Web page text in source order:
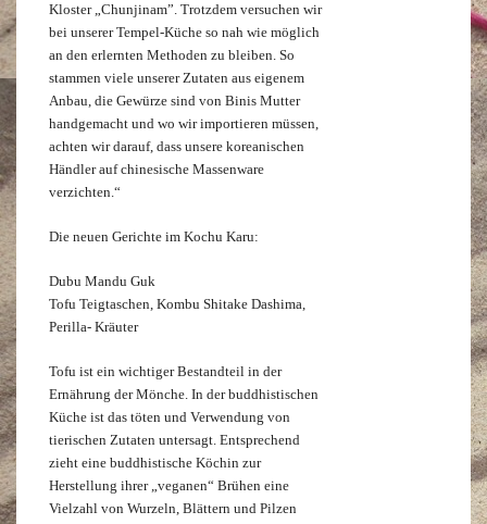
Kloster „Chunjinam”. Trotzdem versuchen wir
bei unserer Tempel-Küche so nah wie möglich
an den erlernten Methoden zu bleiben. So
stammen viele unserer Zutaten aus eigenem
Anbau, die Gewürze sind von Binis Mutter
handgemacht und wo wir importieren müssen,
achten wir darauf, dass unsere koreanischen
Händler auf chinesische Massenware
verzichten.“
Die neuen Gerichte im Kochu Karu:
Dubu Mandu Guk
Tofu Teigtaschen, Kombu Shitake Dashima,
Perilla- Kräuter
Tofu ist ein wichtiger Bestandteil in der
Ernährung der Mönche. In der buddhistischen
Küche ist das töten und Verwendung von
tierischen Zutaten untersagt. Entsprechend
zieht eine buddhistische Köchin zur
Herstellung ihrer „veganen“ Brühen eine
Vielzahl von Wurzeln, Blättern und Pilzen